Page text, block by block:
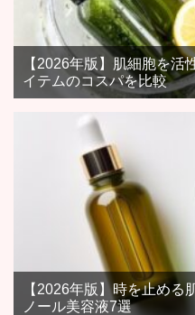
【2026年版】肌細胞を活
イテムのコスパを比較
【2026年版】時を止める
ノール美容液7選